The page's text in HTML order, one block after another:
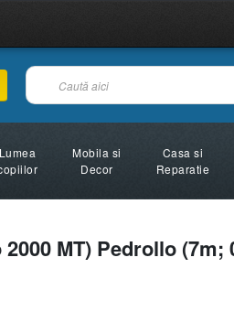
Lumea
Mobila si
Decor
Casa si
Reparatie
MT) Pedrollo (7m;